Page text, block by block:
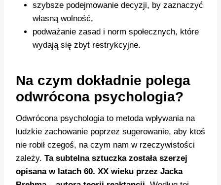
szybsze podejmowanie decyzji, by zaznaczyć
własną wolność,
podważanie zasad i norm społecznych, które
wydają się zbyt restrykcyjne.
Na czym dokładnie polega
odwrócona psychologia?
Odwrócona psychologia to metoda wpływania na
ludzkie zachowanie poprzez sugerowanie, aby ktoś
nie robił czegoś, na czym nam w rzeczywistości
zależy. Ta subtelna sztuczka została szerzej
opisana w latach 60. XX wieku przez Jacka